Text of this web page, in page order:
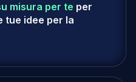
misura per te per
tue idee per la